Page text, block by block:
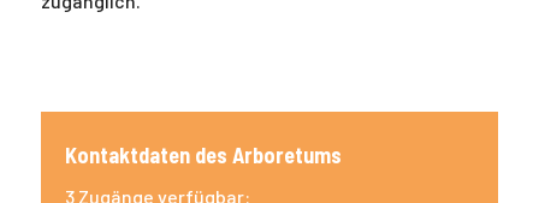
Kontaktdaten des Arboretums
3 Zugänge verfügbar: